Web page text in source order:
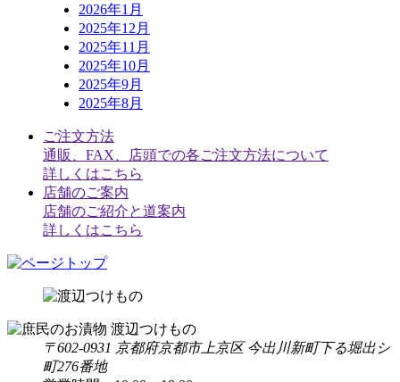
2026年1月
2025年12月
2025年11月
2025年10月
2025年9月
2025年8月
ご注文方法
通販、FAX、店頭での各ご注文方法について
詳しくはこちら
店舗のご案内
店舗のご紹介と道案内
詳しくはこちら
〒602-0931 京都府京都市上京区 今出川新町下る堀出シ
町276番地